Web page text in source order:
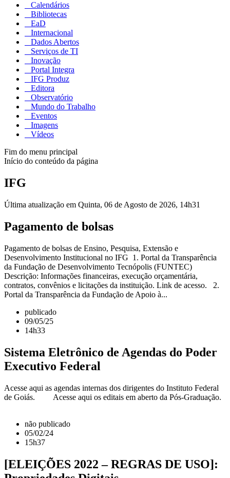
Calendários
Bibliotecas
EaD
Internacional
Dados Abertos
Serviços de TI
Inovação
Portal Integra
IFG Produz
Editora
Observatório
Mundo do Trabalho
Eventos
Imagens
Vídeos
Fim do menu principal
Início do conteúdo da página
IFG
Última atualização em Quinta, 06 de Agosto de 2026, 14h31
Pagamento de bolsas
Pagamento de bolsas de Ensino, Pesquisa, Extensão e
Desenvolvimento Institucional no IFG 1. Portal da Transparência
da Fundação de Desenvolvimento Tecnópolis (FUNTEC)
Descrição: Informações financeiras, execução orçamentária,
contratos, convênios e licitações da instituição. Link de acesso. 2.
Portal da Transparência da Fundação de Apoio à...
publicado
09/05/25
14h33
Sistema Eletrônico de Agendas do Poder
Executivo Federal
Acesse aqui as agendas internas dos dirigentes do Instituto Federal
de Goiás. Acesse aqui os editais em aberto da Pós-Graduação.
não publicado
05/02/24
15h37
[ELEIÇÕES 2022 – REGRAS DE USO]: